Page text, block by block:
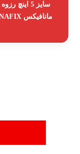
مانافیکس MANAFIX